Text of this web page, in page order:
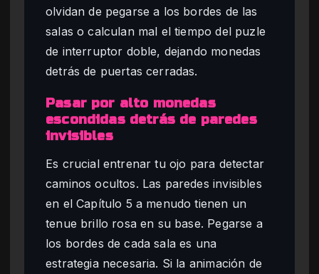
olvidan de pegarse a los bordes de las
salas o calculan mal el tiempo del puzle
de interruptor doble, dejando monedas
detrás de puertas cerradas.
Pasar por alto monedas
escondidas detrás de paredes
invisibles
Es crucial entrenar tu ojo para detectar
caminos ocultos. Las paredes invisibles
en el Capítulo 5 a menudo tienen un
tenue brillo rosa en su base. Pegarse a
los bordes de cada sala es una
estrategia necesaria. Si la animación de